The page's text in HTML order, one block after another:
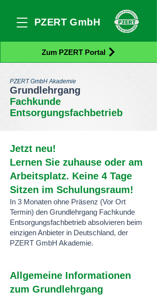
PZERT GmbH
Zum PZERT Portal
PZERT GmbH Akademie
Grundlehrgang
Fachkunde
Entsorgungsfachbetrieb
Jetzt neu!
Lernen Sie zuhause oder am
Arbeitsplatz. Keine 4 Tage
Sitzen im Schulungsraum!
In 3 Monaten ohne Präsenz (Vor Ort
Termin) den Grundlehrgang Fachkunde
Entsorgungsfachbetrieb absolvieren beim
einzigen Anbieter in Deutschland, der
PZERT GmbH Akademie.
Allgemeine Informationen
zum Grundlehrgang